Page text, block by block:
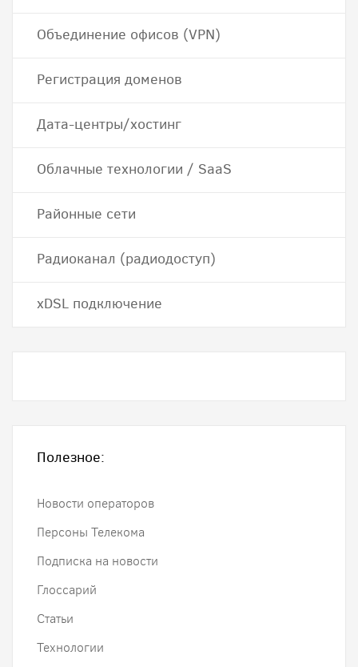
Объединение офисов (VPN)
Регистрация доменов
Дата-центры/хостинг
Облачные технологии / SaaS
Районные сети
Радиоканал (радиодоступ)
хDSL подключение
Полезное:
Новости операторов
Персоны Телекома
Подписка на новости
Глоссарий
Статьи
Технологии